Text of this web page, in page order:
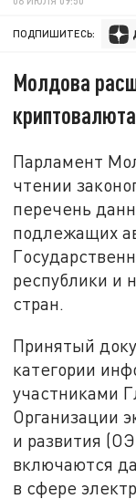
ПОДПИШИТЕСЬ:
Молдова
Парламент
чтении
перечень
подлежащих
республики и
стран.
Принятый
категории
участниками
Организации
и развития
включаются
в сфере